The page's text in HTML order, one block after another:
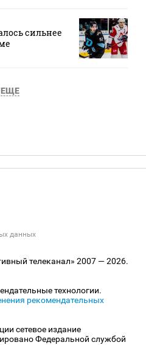
сильнее
ЕЩЕ
данных
телеканал» 2007 — 2026.
технологии.
рекомендательных
сетевое издание
Федеральной службой